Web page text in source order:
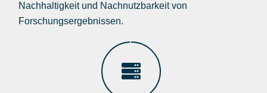
Nachhaltigkeit und Nachnutzbarkeit von
Forschungsergebnissen.